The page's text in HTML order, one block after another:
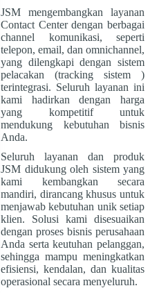
JSM mengembangkan layanan
Contact Center dengan berbagai
channel komunikasi, seperti
telepon, email, dan omnichannel,
yang dilengkapi dengan sistem
pelacakan (tracking sistem )
terintegrasi. Seluruh layanan ini
kami hadirkan dengan harga
yang kompetitif untuk
mendukung kebutuhan bisnis
Anda.
Seluruh layanan dan produk
JSM didukung oleh sistem yang
kami kembangkan secara
mandiri, dirancang khusus untuk
menjawab kebutuhan unik setiap
klien. Solusi kami disesuaikan
dengan proses bisnis perusahaan
Anda serta keutuhan pelanggan,
sehingga mampu meningkatkan
efisiensi, kendalan, dan kualitas
operasional secara menyeluruh.